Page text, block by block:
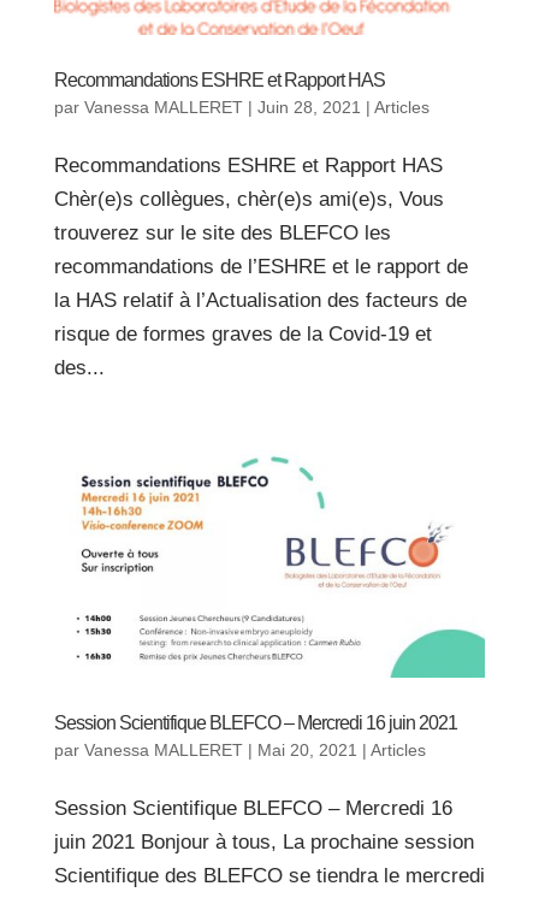
Recommandations ESHRE et Rapport HAS
par Vanessa MALLERET| Juin 28, 2021 | Articles
Recommandations ESHRE et Rapport HAS
Chèr(e)s collègues, chèr(e)s ami(e)s, Vous
trouverez sur le site des BLEFCO les
recommandations de l’ESHRE et le rapport de
la HAS relatif à l’Actualisation des facteurs de
risque de formes graves de la Covid-19 et
des...
Session Scientifique BLEFCO – Mercredi 16 juin 2021
par Vanessa MALLERET| Mai 20, 2021 | Articles
Session Scientifique BLEFCO – Mercredi 16
juin 2021 Bonjour à tous, La prochaine session
Scientifique des BLEFCO se tiendra le mercredi